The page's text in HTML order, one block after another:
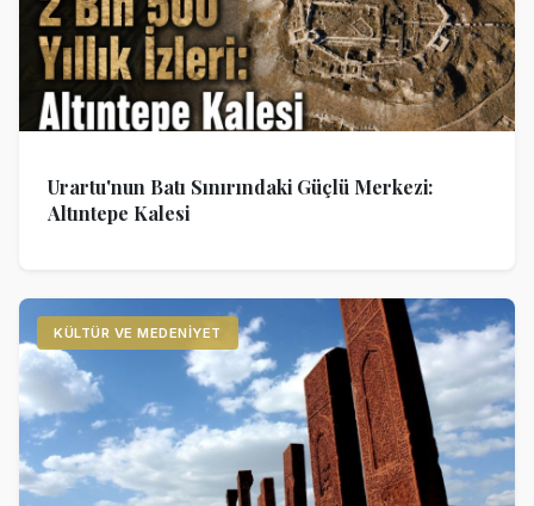
Urartu'nun Batı Sınırındaki Güçlü Merkezi:
Altıntepe Kalesi
KÜLTÜR VE MEDENIYET